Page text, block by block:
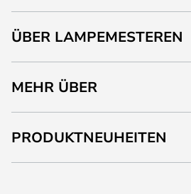
ÜBER LAMPEMESTEREN
MEHR ÜBER
PRODUKTNEUHEITEN